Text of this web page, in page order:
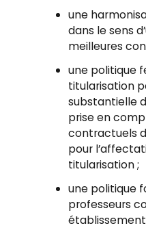
une
dans le sens
meilleures
une politique
titularisation
substantielle
prise en
contractuels
pour
titularisation ;
une politique
professeurs